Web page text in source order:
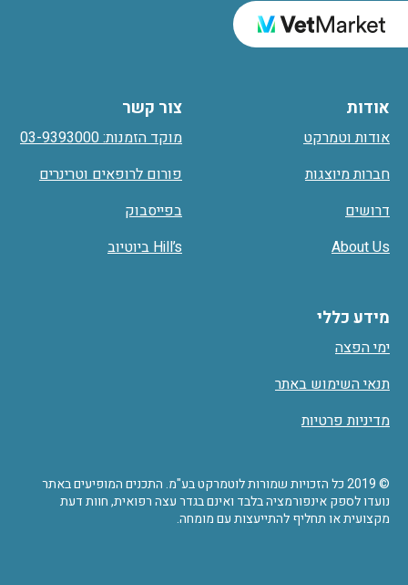
אודות
אודות וטמרקט
חברות מיוצגות
דרושים
About Us
מידע כללי
ימי הפצה
תנאי השימוש באתר
מדיניות פרטיות
צור קשר
מוקד הזמנות: 03-9393000
פורום לרופאים וטרינרים
בפייסבוק
Hill’s ביוטיוב
© 2019 כל הזכויות שמורות לוטמרקט בע"מ. התכנים המופיעים באתר
נועדו לספק אינפורמציה בלבד ואינם בגדר עצה רפואית, חוות דעת
מקצועית או תחליף להתייעצות עם מומחה.